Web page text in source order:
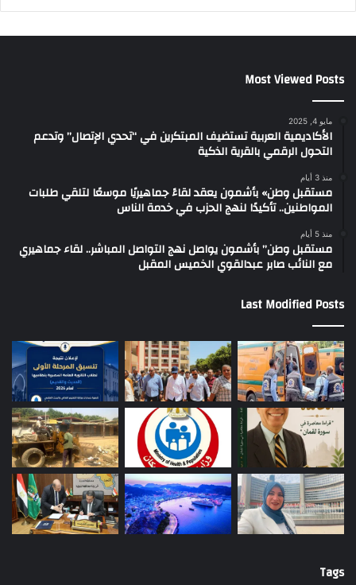
Most Viewed Posts
مايو 4, 2025
الأكاديمية العربية تستضيف المبتكرين في “تحدي الإتصال” وتدعم
التحول الرقمي بالقرية الذكية
منذ 3 أيام
مستقبل وطن» بأشمون يعقد لقاءً جماهيريًا موسعًا لتلقي طلبات
المواطنين.. تأكيدًا لنهج الحزب في خدمة الناس
منذ 5 أيام
مستقبل وطن” بأشمون يواصل نهج التواصل المباشر.. لقاء جماهيري
مع النائب صابر عبدالقوي الخميس المقبل
Last Modified Posts
Tags